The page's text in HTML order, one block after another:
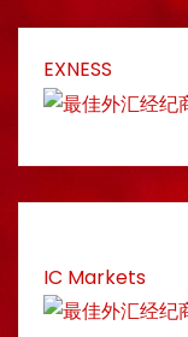
EXNESS
IC Markets